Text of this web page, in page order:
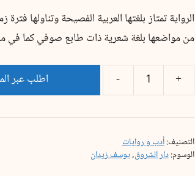
الرواية تمتاز بلغتها العربية الفصيحة وتناولها
من مواضعها بلغة شعرية ذات طابع صوفي كما في
اطلب عبر
التصنيف:أدب و روايات
الوسوم:دار الشروق,يوسف زيدان